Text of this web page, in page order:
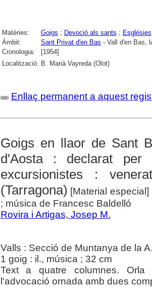
Matèries: Goigs ; Devoció als sants ; Esglésies
Àmbit:
Sant Privat d'en Bas - Vall d'en Bas,
Cronologia:
[1954]
Localització: B. Marià Vayreda (Olot)
Enllaç permanent a aquest
Goigs en llaor de Sant
d'Aosta : declarat
excursionistes :
(Tarragona) [Material especial]
; música de Francesc Baldelló
Rovira i Artigas, Josep M.
Valls : Secció de Muntanya de la
1 goig : il., música ; 32 cm
Text a quatre columnes. Orla
l'advocació ornada amb dues